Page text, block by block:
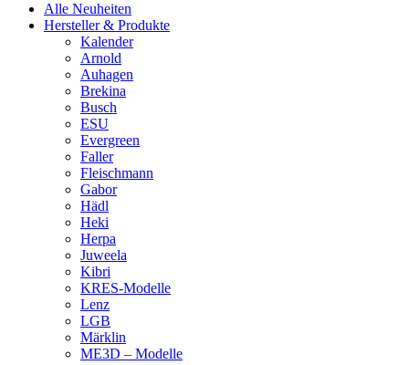
Alle Neuheiten
Hersteller & Produkte
Kalender
Arnold
Auhagen
Brekina
Busch
ESU
Evergreen
Faller
Fleischmann
Gabor
Hädl
Heki
Herpa
Juweela
Kibri
KRES-Modelle
Lenz
LGB
Märklin
ME3D – Modelle